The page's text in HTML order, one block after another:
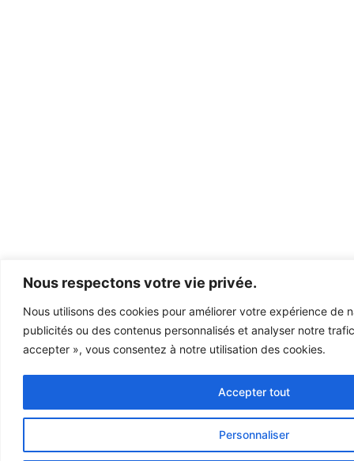
Nous respectons votre vie privée.
Nous utilisons des cookies pour améliorer votre expérience de
publicités ou des contenus personnalisés et analyser notre
accepter », vous consentez à notre utilisation des cookies.
Personnaliser
Accepter tout